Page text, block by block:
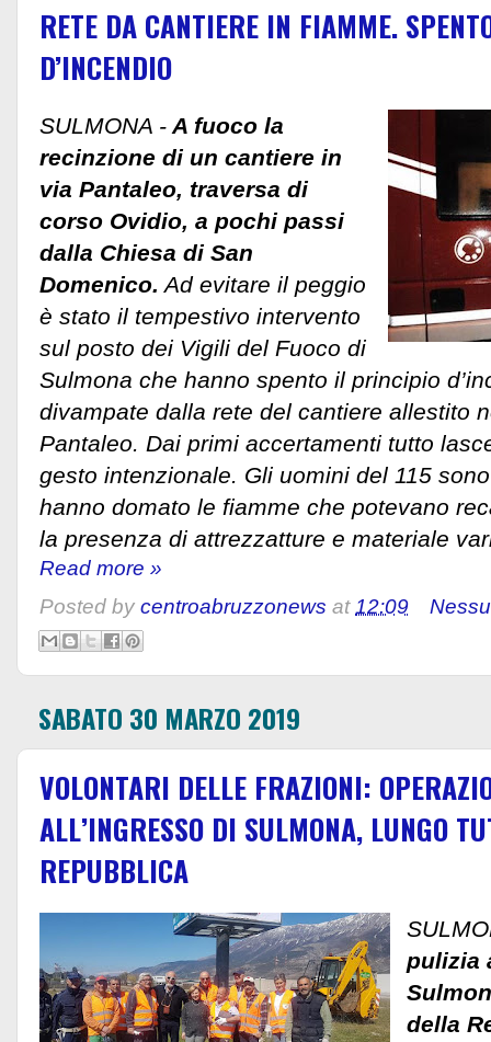
RETE DA CANTIERE IN FIAMME.
D’INCENDIO
SULMONA - A fuoco la
recinzione di un cantiere in
via Pantaleo, traversa di
corso Ovidio, a pochi passi
dalla Chiesa di San
Domenico. Ad evitare il peggio
è stato il tempestivo intervento
sul posto dei Vigili del Fuoco di
Sulmona che hanno spento il principio
divampate dalla rete del cantiere allestito
Pantaleo. Dai primi accertamenti tutto
gesto intenzionale. Gli uomini del 115
hanno domato le fiamme che potevano
la presenza di attrezzatture e materiale
Read more »
Posted by centroabruzzonews at12:09
SABATO 30 MARZO 2019
VOLONTARI DELLE FRAZIONI:
ALL’INGRESSO DI SULMONA, LUNGO
REPUBBLICA
pulizia
della